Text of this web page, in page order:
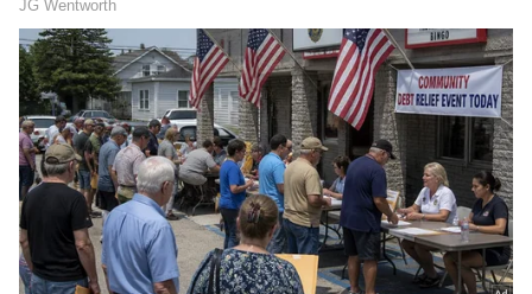
Related Articles
Business: மாதம் ரூ.30,000 வருமானத்தை
தரும் சுண்டல் விற்பனை.! தெரிந்த
தொழில் தெரியாத சீக்ரெட்.!
Business: உங்களை கோடீஸ்வரன்
ஆக்கும் 5 பிஸ்னஸ் ஐடியாக்கள்.! மாதம்
ரூ.50,000 சம்பாதிக்கலாம் ஜாலியா.!
3